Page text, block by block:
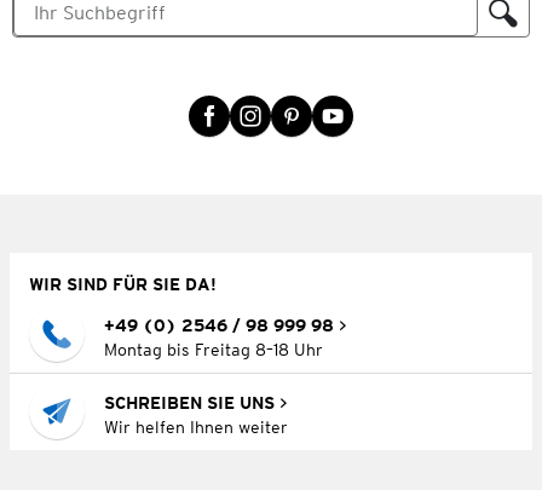
WIR SIND FÜR SIE DA!
+49 (0) 2546 / 98 999 98
Montag bis Freitag 8–18 Uhr
SCHREIBEN SIE UNS
Wir helfen Ihnen weiter